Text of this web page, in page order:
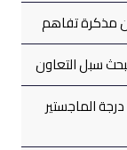
مذكرة تفاهم
سبل التعاون
الماجستير